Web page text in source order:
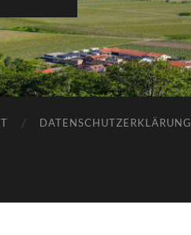
DATENSCHUTZERKLÄRUNG